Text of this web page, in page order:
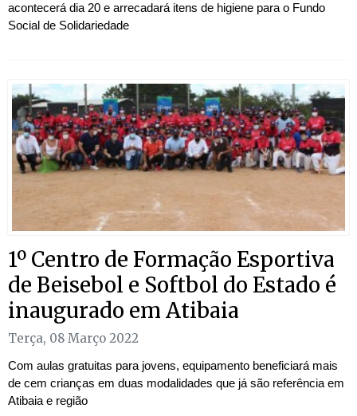
acontecerá dia 20 e arrecadará itens de higiene para o Fundo
Social de Solidariedade
1º Centro de Formação Esportiva
de Beisebol e Softbol do Estado é
inaugurado em Atibaia
Terça, 08 Março 2022
Com aulas gratuitas para jovens, equipamento beneficiará mais
de cem crianças em duas modalidades que já são referência em
Atibaia e região